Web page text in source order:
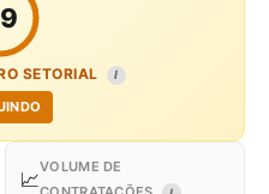
SETORIAL I
📈
VOLUME DE